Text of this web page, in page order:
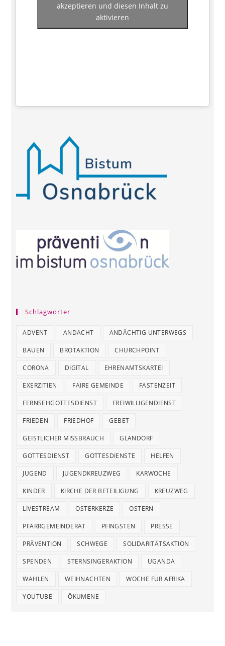
akzeptieren und diesen Inhalt zu
aktivieren
Schlagwörter
ADVENT ANDACHT ANDÄCHTIG UNTERWEGS
BAUEN BROTAKTION CHURCHPOINT
CORONA DIGITAL EHRENAMTSKARTEI
EXERZITIEN FAIRE GEMEINDE FASTENZEIT
FERNSEHGOTTESDIENST FREIWILLIGENDIENST
FRIEDEN FRIEDHOF GEBET
GEISTLICHER MISSBRAUCH GLANDORF
GOTTESDIENST GOTTESDIENSTE HELFEN
JUGEND JUGENDKREUZWEG KARWOCHE
KINDER KIRCHE DER BETEILIGUNG KREUZWEG
LIVESTREAM OSTERKERZE OSTERN
PFARRGEMEINDERAT PFINGSTEN PRESSE
PRÄVENTION SCHWEGE SOLIDARITÄTSAKTION
SPENDEN STERNSINGERAKTION UGANDA
WAHLEN WEIHNACHTEN WOCHE FÜR AFRIKA
YOUTUBE ÖKUMENE